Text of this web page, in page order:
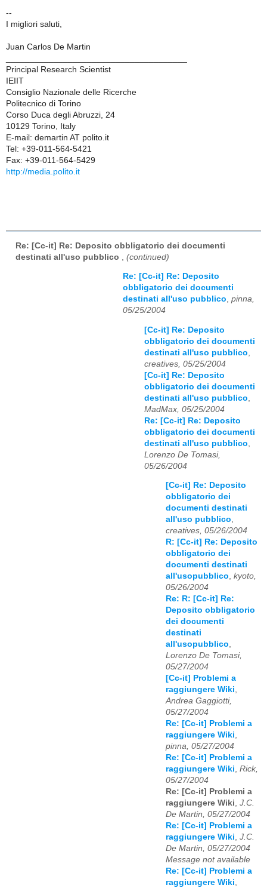
--
I migliori saluti,
Juan Carlos De Martin
Principal Research Scientist
IEIIT
Consiglio Nazionale delle Ricerche
Politecnico di Torino
Corso Duca degli Abruzzi, 24
10129 Torino, Italy
E-mail: demartin AT polito.it
Tel: +39-011-564-5421
Fax: +39-011-564-5429
http://media.polito.it
Re: [Cc-it] Re: Deposito obbligatorio dei documenti
destinati all'uso pubblico
(continued)
Re: [Cc-it] Re: Deposito
obbligatorio dei documenti
destinati all'uso pubblico, pinna,
05/25/2004
[Cc-it] Re: Deposito
obbligatorio dei documenti
destinati all'uso pubblico
creatives, 05/25/2004
[Cc-it] Re: Deposito
obbligatorio dei documenti
destinati all'uso pubblico
MadMax, 05/25/2004
Re: [Cc-it] Re: Deposito
obbligatorio dei documenti
destinati all'uso pubblico
Lorenzo De Tomasi,
05/26/2004
[Cc-it] Re: Deposito
obbligatorio dei
documenti destinati
all'uso pubblico,
creatives, 05/26/2004
R: [Cc-it] Re: Deposito
obbligatorio dei
documenti destinati
all'usopubblico, kyoto,
05/26/2004
Re: R: [Cc-it] Re:
Deposito obbligatorio
dei documenti
destinati
all'usopubblico,
Lorenzo De Tomasi,
05/27/2004
[Cc-it] Problemi a
raggiungere Wiki,
Andrea Gaggiotti,
05/27/2004
Re: [Cc-it] Problemi a
raggiungere Wiki,
pinna, 05/27/2004
Re: [Cc-it] Problemi a
raggiungere Wiki, Rick,
05/27/2004
Re: [Cc-it] Problemi a
raggiungere Wiki, J.C.
De Martin, 05/27/2004
Re: [Cc-it] Problemi a
raggiungere Wiki, J.C.
De Martin, 05/27/2004
Message not available
Re: [Cc-it] Problemi a
raggiungere Wiki,